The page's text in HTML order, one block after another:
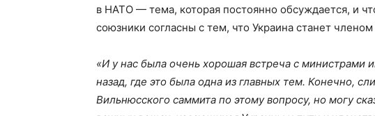
в НАТО — тема, которая постоянно обсуждается, и
союзники согласны с тем, что Украина станет
«И у нас была очень хорошая встреча с министрами
назад, где это была одна из главных тем. Конечно,
Вильнюсского саммита по этому вопросу, но могу